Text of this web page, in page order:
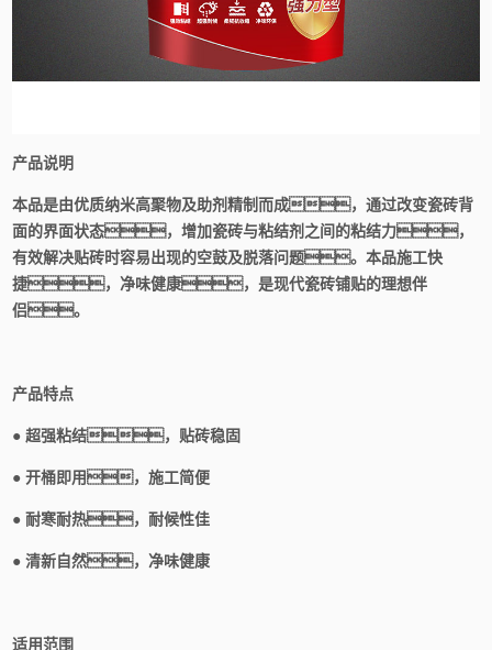
产品说明
本品是由优质纳米高聚物及助剂精制而成，通过改变瓷砖背
面的界面状态，增加瓷砖与粘结剂之间的粘结力，
有效解决贴砖时容易出现的空鼓及脱落问题。本品施工快
捷，净味健康，是现代瓷砖铺贴的理想伴
侣。
产品特点
● 超强粘结，贴砖稳固
● 开桶即用，施工简便
● 耐寒耐热，耐候性佳
● 清新自然，净味健康
适用范围